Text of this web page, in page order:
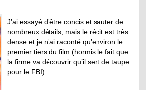
J’ai essayé d’être concis et sauter de
nombreux détails, mais le récit est très
dense et je n’ai raconté qu’environ le
premier tiers du film (hormis le fait que
la firme va découvrir qu’il sert de taupe
pour le FBI).